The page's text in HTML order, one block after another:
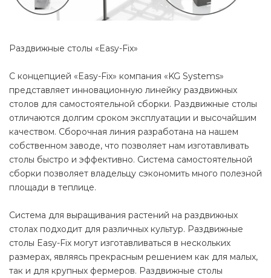
Раздвижные столы «Easy-Fix»
С концепцией «Easy-Fix» компания «KG Systems»
представляет инновационную линейку раздвижных
столов для самостоятельной сборки. Раздвижные столы
отличаются долгим сроком эксплуатации и высочайшим
качеством. Сборочная линия разработана на нашем
собственном заводе, что позволяет нам изготавливать
столы быстро и эффективно. Система самостоятельной
сборки позволяет владельцу сэкономить много полезной
площади в теплице.
Система для выращивания растений на раздвижных
столах подходит для различных культур. Раздвижные
столы Easy-Fix могут изготавливаться в нескольких
размерах, являясь прекрасным решением как для малых,
так и для крупных фермеров. Раздвижные столы